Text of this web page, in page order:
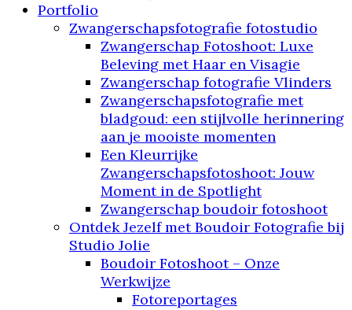
Portfolio
Zwangerschapsfotografie fotostudio
Zwangerschap Fotoshoot: Luxe
Beleving met Haar en Visagie
Zwangerschap fotografie Vlinders
Zwangerschapsfotografie met
bladgoud: een stijlvolle herinnering
aan je mooiste momenten
Een Kleurrijke
Zwangerschapsfotoshoot: Jouw
Moment in de Spotlight
Zwangerschap boudoir fotoshoot
Ontdek Jezelf met Boudoir Fotografie bij
Studio Jolie
Boudoir Fotoshoot – Onze
Werkwijze
Fotoreportages